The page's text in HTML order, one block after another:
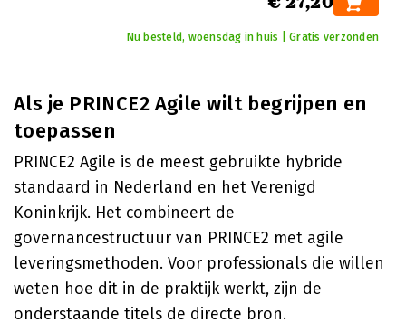
Nu besteld, woensdag in huis | Gratis verzonden
Als je PRINCE2 Agile wilt begrijpen en
toepassen
PRINCE2 Agile is de meest gebruikte hybride
standaard in Nederland en het Verenigd
Koninkrijk. Het combineert de
governancestructuur van PRINCE2 met agile
leveringsmethoden. Voor professionals die willen
weten hoe dit in de praktijk werkt, zijn de
onderstaande titels de directe bron.